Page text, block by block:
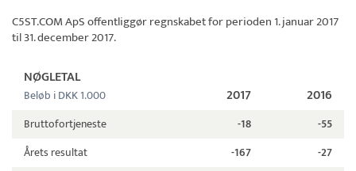
C5ST.COM ApSoffentliggør regnskabet for perioden 1. januar 2017
til 31. december 2017.
NØGLETAL
Beløb i DKK 1.000 2017 2016
Bruttofortjeneste -18
-55
Årets resultat
-167
-27